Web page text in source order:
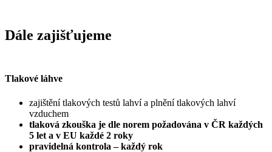
Dále zajišťujeme
Tlakové láhve
zajištění tlakových testů lahví a plnění tlakových lahví
vzduchem
tlaková zkouška je dle norem požadována v ČR každých
5 let a v EU každé 2 roky
pravidelná kontrola – každý rok